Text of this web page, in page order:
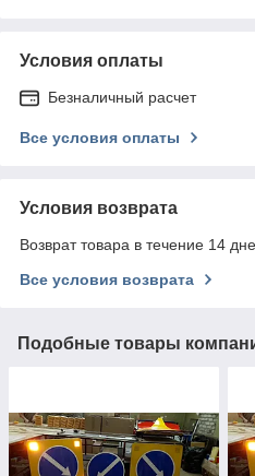
Условия оплаты
Безналичный расчет
Все условия оплаты
Условия возврата
Возврат товара в течение 14
Все условия возврата
Подобные товары